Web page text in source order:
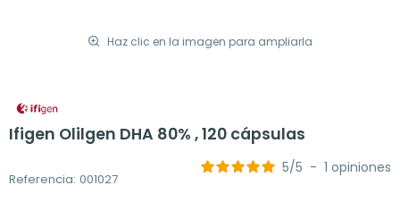
Haz clic en la imagen para ampliarla
Ifigen Olilgen DHA 80% , 120 cápsulas
Referencia: 001027
5/5 - 1 opiniones